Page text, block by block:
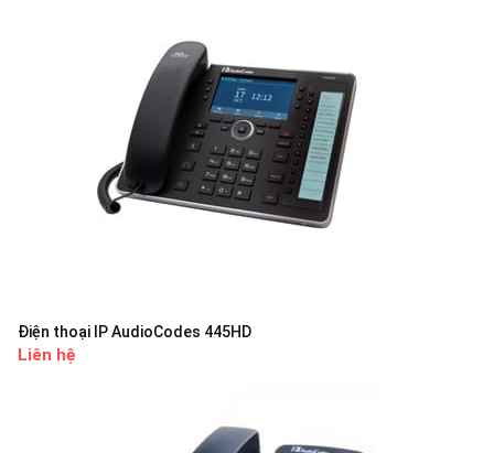
Điện thoại IP AudioCodes 445HD
Liên hệ